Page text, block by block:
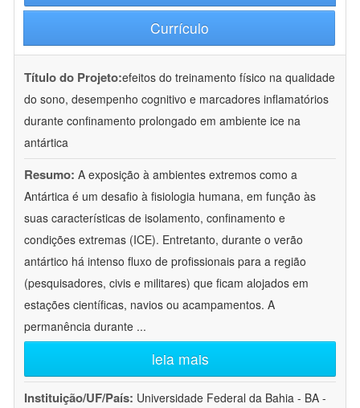
Currículo
Título do Projeto:efeitos do treinamento físico na qualidade
do sono, desempenho cognitivo e marcadores inflamatórios
durante confinamento prolongado em ambiente ice na
antártica
Resumo: A exposição à ambientes extremos como a
Antártica é um desafio à fisiologia humana, em função às
suas características de isolamento, confinamento e
condições extremas (ICE). Entretanto, durante o verão
antártico há intenso fluxo de profissionais para a região
(pesquisadores, civis e militares) que ficam alojados em
estações científicas, navios ou acampamentos. A
permanência durante ...
leia mais
Instituição/UF/País: Universidade Federal da Bahia - BA -